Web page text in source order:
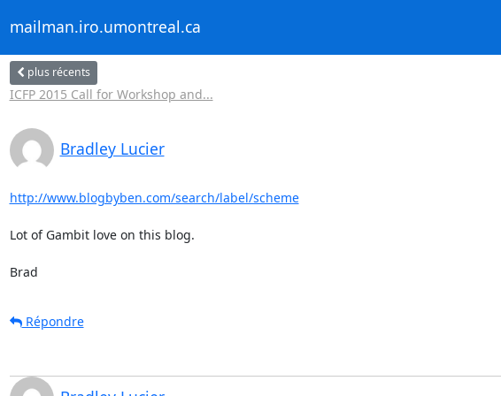
mailman.iro.umontreal.ca
plus récents
ICFP 2015 Call for Workshop and...
Bradley Lucier
http://www.blogbyben.com/search/label/scheme
Lot of Gambit love on this blog.
Brad
Répondre